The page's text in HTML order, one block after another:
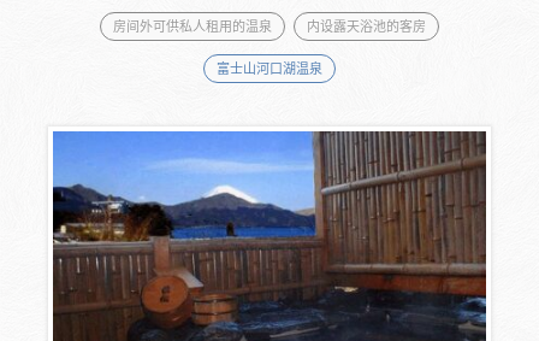
房间外可供私人租用的温泉 内设露天浴池的客房
富士山河口湖温泉